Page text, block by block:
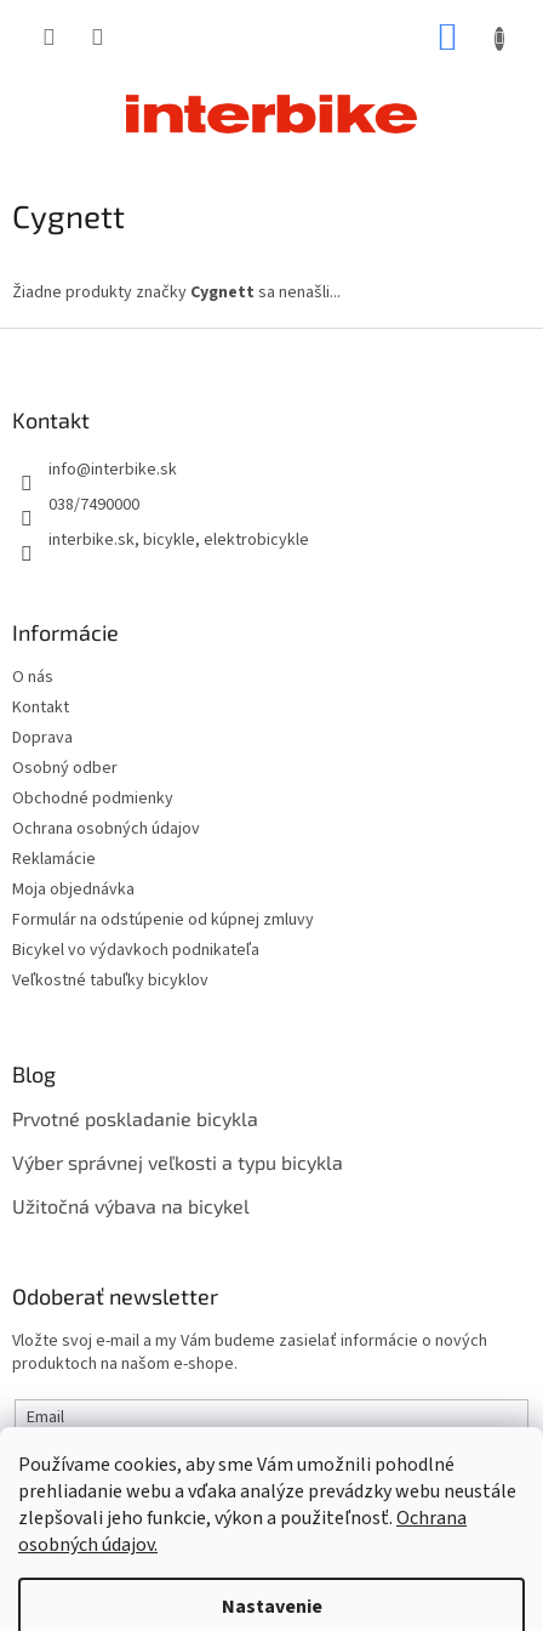
Používame cookies, aby sme Vám umožnili pohodlné
prehliadanie webu a vďaka analýze prevádzky webu neustále
zlepšovali jeho funkcie, výkon a použiteľnosť.Ochrana
osobných údajov.
Nastavenie
Cygnett
Žiadne produkty značky Cygnett sa nenašli...
Kontakt
info@interbike.sk
038/7490000
interbike.sk, bicykle, elektrobicykle
Informácie
O nás
Kontakt
Doprava
Osobný odber
Obchodné podmienky
Ochrana osobných údajov
Reklamácie
Moja objednávka
Formulár na odstúpenie od kúpnej zmluvy
Bicykel vo výdavkoch podnikateľa
Veľkostné tabuľky bicyklov
Blog
Prvotné poskladanie bicykla
Výber správnej veľkosti a typu bicykla
Užitočná výbava na bicykel
Odoberať newsletter
Vložte svoj e-mail a my Vám budeme zasielať informácie o nových
produktoch na našom e-shope.
Email
PRIHLÁSIŤ SA